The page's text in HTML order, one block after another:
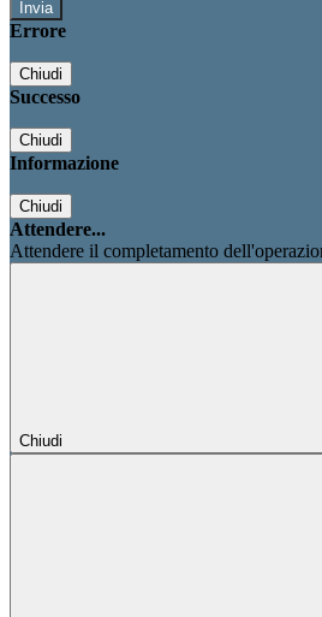
Errore
Chiudi
Successo
Chiudi
Informazione
Chiudi
Attendere...
Attendere il completamento
Chiudi